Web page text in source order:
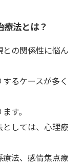
法とは？
の関係性に悩ん
るケースが多く
す。
しては、心理療
法、感情焦点療